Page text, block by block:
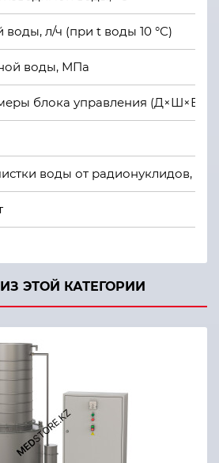
воды, л/ч (при t воды 10 °С)
воды, МПа
блока управления (Д×Ш×В),
воды от радионуклидов, не
ЭТОЙ КАТЕГОРИИ